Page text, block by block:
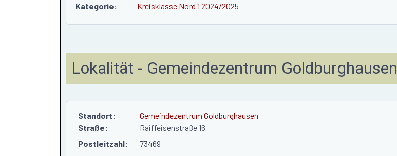
Kategorie:
Kreisklasse Nord 1 2024/2025
Lokalität - Gemeindezentrum Goldburghausen
Standort:
Gemeindezentrum Goldburghausen
Straße:
Raiffeisenstraße 16
Postleitzahl:
73469